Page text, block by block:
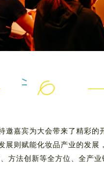
邀嘉宾为大会带来了精彩的
展则赋能化妆品产业的发展
方法创新等全方位、全产